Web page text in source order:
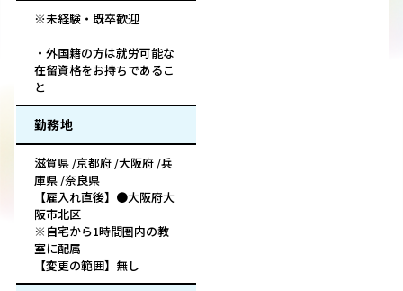
※未経験・既卒歓迎
・外国籍の方は就労可能な
在留資格をお持ちであるこ
と
勤務地
滋賀県 /京都府 /大阪府 /兵
庫県 /奈良県
【雇入れ直後】●大阪府大
阪市北区
※自宅から1時間圏内の教
室に配属
【変更の範囲】無し